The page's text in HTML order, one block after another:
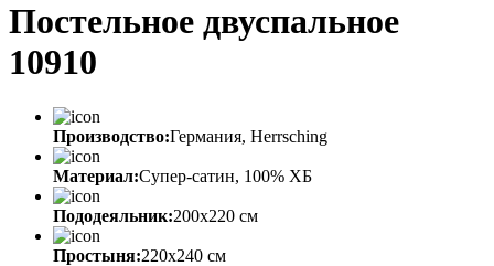
Постельное двуспальное
10910
Производство:Германия, Herrsching
Материал:Супер-сатин, 100% ХБ
Пододеяльник:200х220 см
Простыня:220х240 см